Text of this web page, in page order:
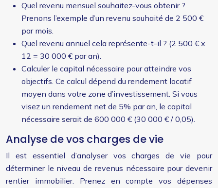
Quel revenu mensuel souhaitez-vous obtenir ?
Prenons l’exemple d’un revenu souhaité de 2 500 €
par mois.
Quel revenu annuel cela représente-t-il ? (2 500 € x
12 = 30 000 € par an).
Calculer le capital nécessaire pour atteindre vos
objectifs. Ce calcul dépend du rendement locatif
moyen dans votre zone d’investissement. Si vous
visez un rendement net de 5% par an, le capital
nécessaire serait de 600 000 € (30 000 € / 0,05).
Analyse de vos charges de vie
Il est essentiel d’analyser vos charges de vie pour
déterminer le niveau de revenus nécessaire pour devenir
rentier immobilier. Prenez en compte vos dépenses